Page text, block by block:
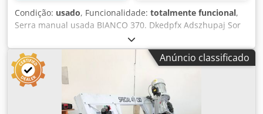
Condição: usado, Funcionalidade: totalmente funcional,
Serra manual usada BIANCO 370. Dkedpfx Adszhupaj Sor
Anúncio classificado